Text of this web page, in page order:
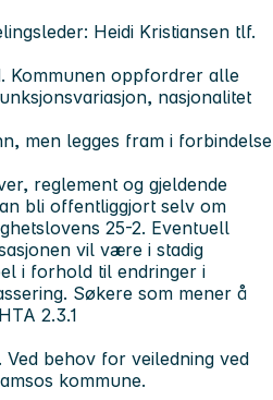
Heidi Kristiansen tlf.
Kommunen oppfordrer alle
nasjonalitet
men legges fram i forbindelse
reglement og gjeldende
bli offentliggjort selv om
25-2. Eventuell
vil være i stadig
i forhold til endringer i
Søkere som mener å
2.3.1
behov for veiledning ved
kommune.